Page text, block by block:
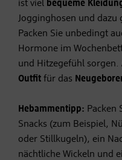
ist viel bequeme
Jogginghosen und dazu
Packen Sie unbedingt
Hormone im
und Hitzegefühl sorgen.
Outfit für das
Hebammentipp: Packen
Snacks (zum Beispiel,
oder Stillkugeln), ein
nächtliche Wickeln und